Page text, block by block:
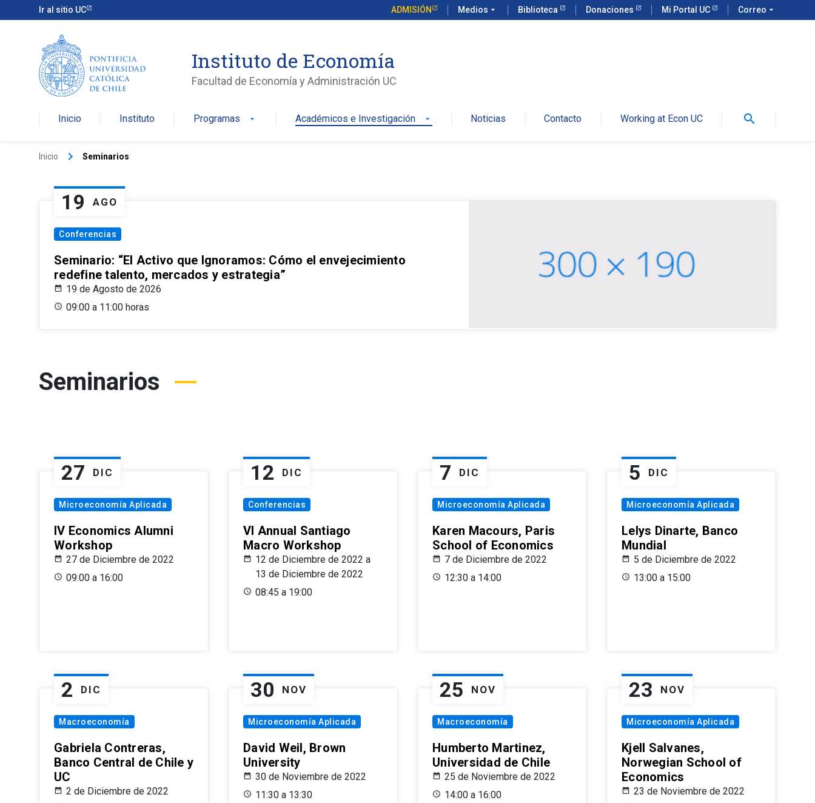
Ir al sitio UC ADMISIÓN Medios arrow_drop_down Biblioteca Donaciones Mi Portal UC Correo arrow_drop_down
Instituto de Economía
Facultad de Economía y Administración UC
Inicio Instituto Programas arrow_drop_down Académicos e Investigación arrow_drop_down Noticias Contacto Working at Econ UC search
Inicio keyboard_arrow_right Seminarios
19 AGO
Conferencias
Seminario: “El Activo que Ignoramos: Cómo el envejecimiento
redefine talento, mercados y estrategia”
19 de Agosto de 2026
09:00 a 11:00 horas
Seminarios
27 DIC
Microeconomía Aplicada
IV Economics Alumni
Workshop
27 de Diciembre de 2022
09:00 a 16:00
12 DIC
Conferencias
VI Annual Santiago
Macro Workshop
12 de Diciembre de 2022 a
13 de Diciembre de 2022
08:45 a 19:00
7 DIC
Microeconomía Aplicada
Karen Macours, Paris
School of Economics
7 de Diciembre de 2022
12:30 a 14:00
5 DIC
Microeconomía Aplicada
Lelys Dinarte, Banco
Mundial
5 de Diciembre de 2022
13:00 a 15:00
2 DIC
Macroeconomía
Gabriela Contreras,
Banco Central de Chile y
UC
2 de Diciembre de 2022
30 NOV
Microeconomía Aplicada
David Weil, Brown
University
30 de Noviembre de 2022
11:30 a 13:30
25 NOV
Macroeconomía
Humberto Martinez,
Universidad de Chile
25 de Noviembre de 2022
14:00 a 16:00
23 NOV
Microeconomía Aplicada
Kjell Salvanes,
Norwegian School of
Economics
23 de Noviembre de 2022